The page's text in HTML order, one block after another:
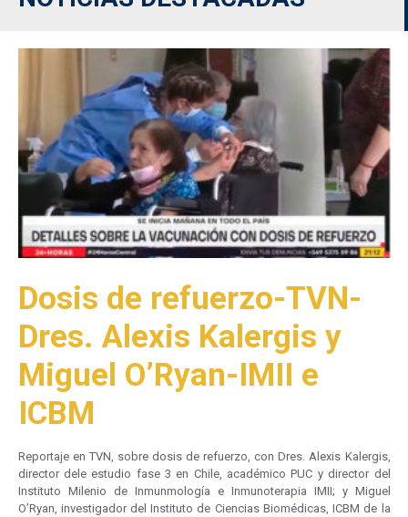
Dosis de refuerzo-TVN-
Dres. Alexis Kalergis y
Miguel O’Ryan-IMII e
ICBM
Reportaje en TVN, sobre dosis de refuerzo, con Dres. Alexis Kalergis,
director dele estudio fase 3 en Chile, académico PUC y director del
Instituto Milenio de Inmunmología e Inmunoterapia IMII; y Miguel
O’Ryan, investigador del Instituto de Ciencias Biomédicas, ICBM de la